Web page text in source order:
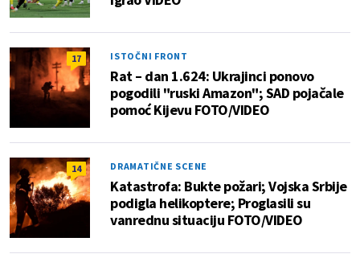
17 ISTOČNI FRONT
Rat – dan 1.624: Ukrajinci ponovo
pogodili "ruski Amazon"; SAD pojačale
pomoć Kijevu FOTO/VIDEO
14 DRAMATIČNE SCENE
Katastrofa: Bukte požari; Vojska Srbije
podigla helikoptere; Proglasili su
vanrednu situaciju FOTO/VIDEO